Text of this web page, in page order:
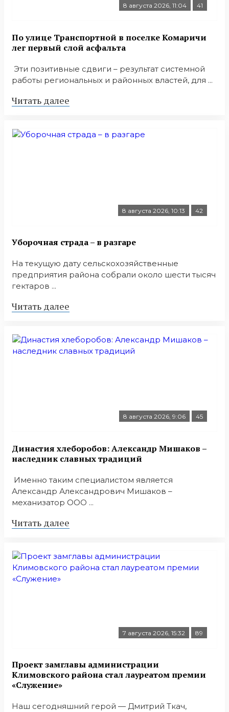
8 августа 2026, 11:04 41
По улице Транспортной в поселке Комаричи
лег первый слой асфальта
Эти позитивные сдвиги – результат системной
работы региональных и районных властей, для ...
Читать далее
8 августа 2026, 10:13 42
Уборочная страда – в разгаре
На текущую дату сельскохозяйственные
предприятия района собрали около шести тысяч
гектаров ...
Читать далее
8 августа 2026, 9:06 45
Династия хлеборобов: Александр Мишаков –
наследник славных традиций
Именно таким специалистом является
Александр Александрович Мишаков –
механизатор ООО ...
Читать далее
7 августа 2026, 15:32 89
Проект замглавы администрации
Климовского района стал лауреатом премии
«Служение»
Наш сегодняшний герой — Дмитрий Ткач,